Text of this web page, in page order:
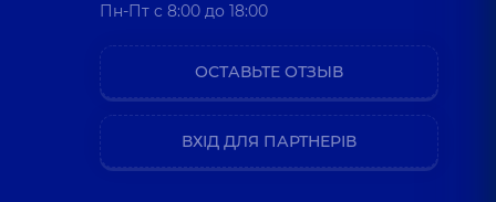
Пн-Пт c 8:00 до 18:00
ОСТАВЬТЕ ОТЗЫВ
ВХІД ДЛЯ ПАРТНЕРІВ